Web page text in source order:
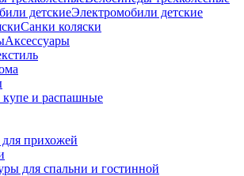
Электромобили детские
Санки коляски
Аксессуары
и распашные
прихожей
для спальни и гостинной